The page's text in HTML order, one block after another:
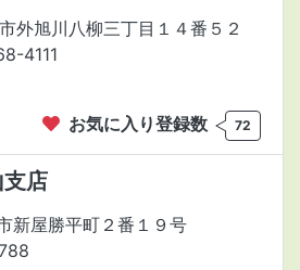
外旭川八柳三丁目１４番５２
4111
お気に入り登録数 72
店
新屋勝平町２番１９号